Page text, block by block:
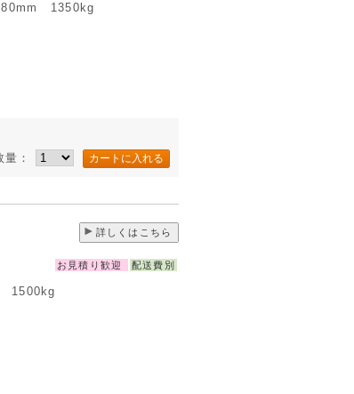
1350kg
量：
詳しくはこちら
お見積り歓迎 配送費別
1500kg